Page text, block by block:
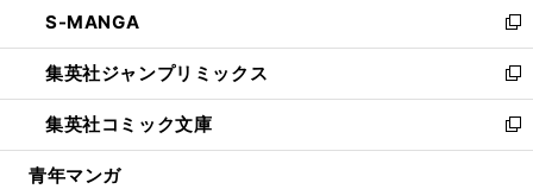
く
で
開
く
ド
ウ
で
開
く
ィ
ン
ド
ウ
で
開
い
ウ
ィ
ン
ド
ウ
S-MANGA
新
し
い
ウ
ィ
ン
集英社ジャンプリミックス
新
し
い
ウ
集英社コミック文庫
新
し
青年マンガ